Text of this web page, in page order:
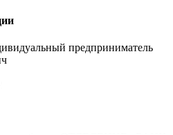
предприниматель